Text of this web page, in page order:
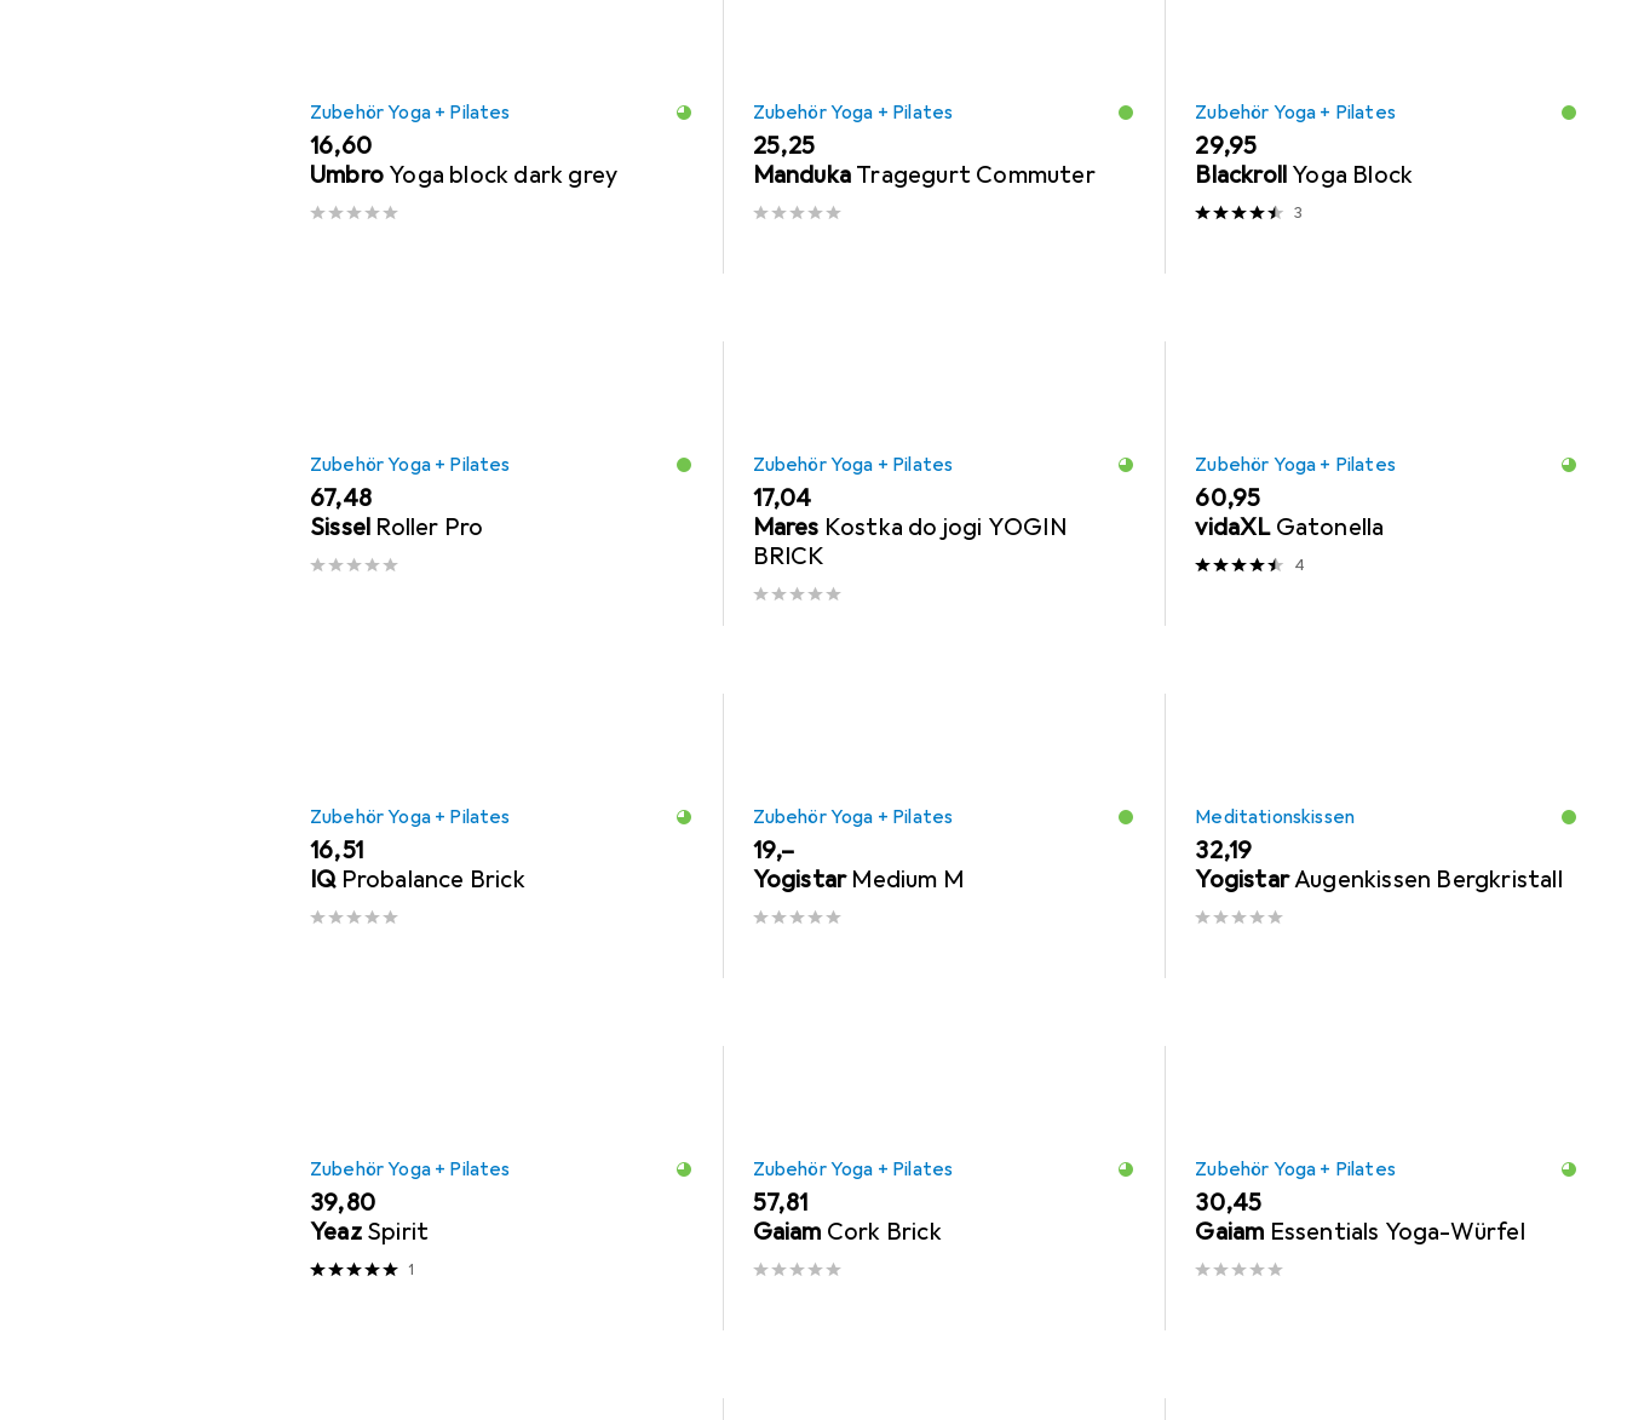
Zubehör Yoga + Pilates
EUR
16,60
Umbro Yoga block dark grey
Zubehör Yoga + Pilates
EUR
25,25
Manduka Tragegurt Commuter
Zubehör Yoga + Pilates
EUR
29,95
Blackroll Yoga Block
3
Zubehör Yoga + Pilates
EUR
67,48
Sissel Roller Pro
Zubehör Yoga + Pilates
EUR
17,04
Mares Kostka do jogi YOGIN
BRICK
Zubehör Yoga + Pilates
EUR
60,95
vidaXL Gatonella
4
Zubehör Yoga + Pilates
EUR
16,51
IQ Probalance Brick
Zubehör Yoga + Pilates
EUR
19,–
Yogistar Medium M
Meditationskissen
EUR
32,19
YogistarAugenkissen Bergkristall
Zubehör Yoga + Pilates
EUR
39,80
Yeaz Spirit
1
Zubehör Yoga + Pilates
EUR
57,81
Gaiam Cork Brick
Zubehör Yoga + Pilates
EUR
30,45
Gaiam Essentials Yoga-Würfel